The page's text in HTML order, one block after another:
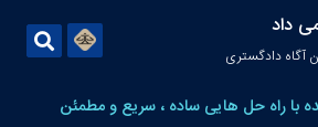
داد
آگاه دادگستری
با راه حل هایی ساده ، سریع و مطمئن